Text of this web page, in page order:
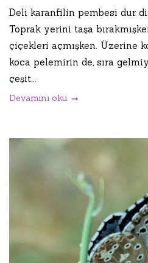
Deli karanfilin pembesi dur
Toprak yerini taşa
çiçekleri açmışken. Üzerine
koca pelemirin de, sıra
çeşit...
Devamını oku